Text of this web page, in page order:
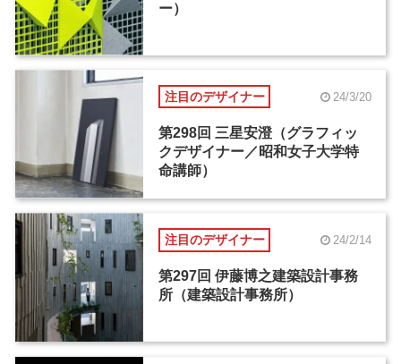
ー）
注目のデザイナー 24/3/20
第298回 三星安澄（グラフィッ
クデザイナー／昭和女子大学特
命講師）
注目のデザイナー 24/2/14
第297回 伊藤博之建築設計事務
所（建築設計事務所）